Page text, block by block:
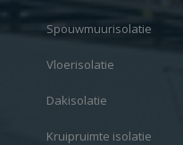
Spouwmuurisolatie
Vloerisolatie
Dakisolatie
Kruipruimte isolatie